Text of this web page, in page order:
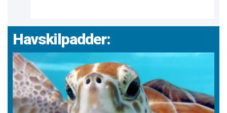
Havskilpadder: